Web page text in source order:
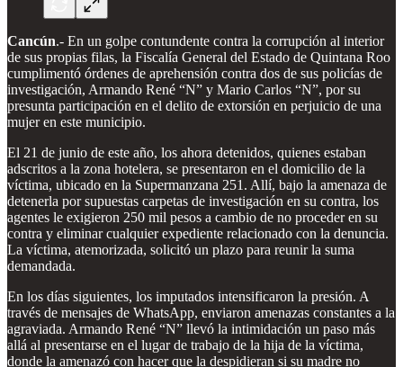
Cancún.- En un golpe contundente contra la corrupción al interior
de sus propias filas, la Fiscalía General del Estado de Quintana Roo
cumplimentó órdenes de aprehensión contra dos de sus policías de
investigación, Armando René “N” y Mario Carlos “N”, por su
presunta participación en el delito de extorsión en perjuicio de una
mujer en este municipio.
El 21 de junio de este año, los ahora detenidos, quienes estaban
adscritos a la zona hotelera, se presentaron en el domicilio de la
víctima, ubicado en la Supermanzana 251. Allí, bajo la amenaza de
detenerla por supuestas carpetas de investigación en su contra, los
agentes le exigieron 250 mil pesos a cambio de no proceder en su
contra y eliminar cualquier expediente relacionado con la denuncia.
La víctima, atemorizada, solicitó un plazo para reunir la suma
demandada.
En los días siguientes, los imputados intensificaron la presión. A
través de mensajes de WhatsApp, enviaron amenazas constantes a la
agraviada. Armando René “N” llevó la intimidación un paso más
allá al presentarse en el lugar de trabajo de la hija de la víctima,
donde la amenazó con hacer que la despidieran si su madre no